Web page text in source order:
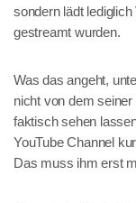
sondern lädt
gestreamt wurden.
Was das angeht,
nicht von dem
faktisch sehen
YouTube Channel
Das muss ihm erst